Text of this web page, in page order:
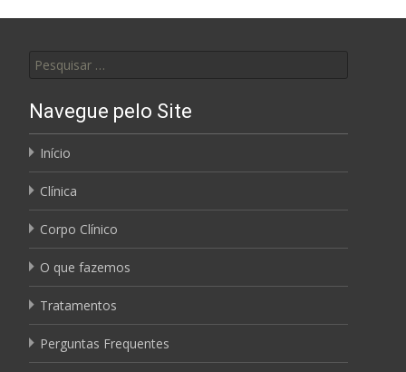
Navegue pelo Site
Início
Clínica
Corpo Clínico
O que fazemos
Tratamentos
Perguntas Frequentes